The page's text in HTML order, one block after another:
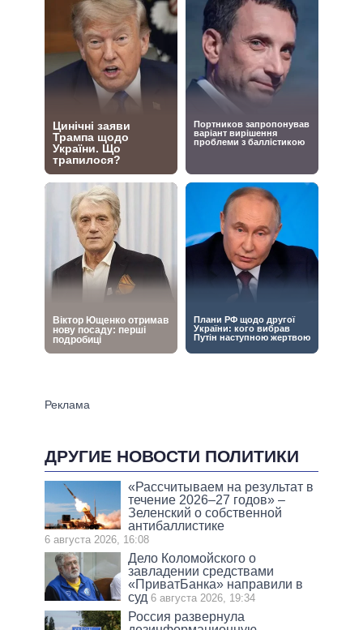
ДРУГИЕ НОВОСТИ ПОЛИТИКИ
«Рассчитываем на результат в
течение 2026–27 годов» –
Зеленский о собственной
антибаллистике
6 августа 2026, 16:08
Дело Коломойского о
завладении средствами
«ПриватБанка» направили в
суд 6 августа 2026, 19:34
Россия развернула